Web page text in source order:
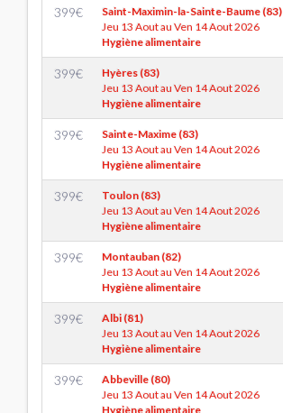
399€
Saint-Maximin-la-Sainte-Baume (83)
Jeu 13 Aout au Ven 14 Aout 2026
Hygiène alimentaire
399€
Hyères (83)
Jeu 13 Aout au Ven 14 Aout 2026
Hygiène alimentaire
399€
Sainte-Maxime (83)
Jeu 13 Aout au Ven 14 Aout 2026
Hygiène alimentaire
399€
Toulon (83)
Jeu 13 Aout au Ven 14 Aout 2026
Hygiène alimentaire
399€
Montauban (82)
Jeu 13 Aout au Ven 14 Aout 2026
Hygiène alimentaire
399€
Albi (81)
Jeu 13 Aout au Ven 14 Aout 2026
Hygiène alimentaire
399€
Abbeville (80)
Jeu 13 Aout au Ven 14 Aout 2026
Hygiène alimentaire